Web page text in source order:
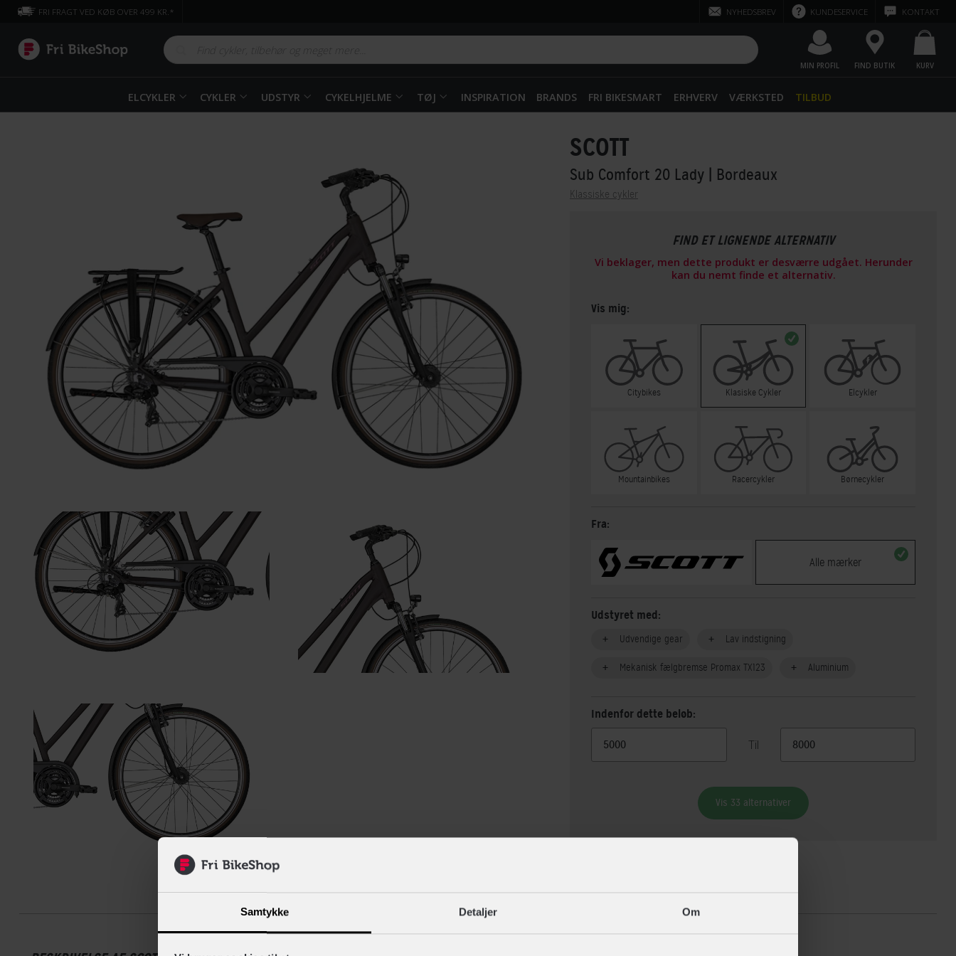
Samtykke Detaljer Om
FRI FRAGT VED KØB OVER 499 KR.* NYHEDSBREV KUNDESERVICE KONTAKT
MIN PROFIL FIND BUTIK KURV
ELCYKLER CYKLER UDSTYR CYKELHJELME TØJ INSPIRATION BRANDS FRI BIKESMART ERHVERV VÆRKSTED TILBUD
SCOTT
Sub Comfort 20 Lady | Bordeaux
Klassiske cykler
FIND ET LIGNENDE ALTERNATIV
Vi beklager, men dette produkt er desværre udgået. Herunder
kan du nemt finde et alternativ.
Vis mig:
Citybikes Klasiske Cykler Elcykler
Mountainbikes Racercykler Børnecykler
Fra:
Alle mærker
Udstyret med:
Udvendige gear Lav indstigning
Mekanisk fælgbremse Promax TX123 Aluminium
Indenfor dette beløb:
Til
Vis 33 alternativer